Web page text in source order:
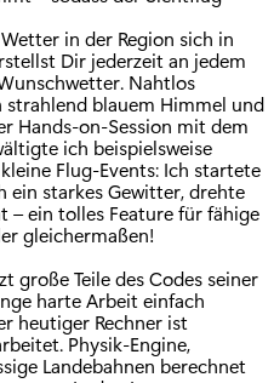
in der Region sich in
Dir jederzeit an jedem
Nahtlos
strahlend blauem Himmel und
Hands-on-Session mit dem
ich beispielsweise
Flug-Events: Ich startete
ein starkes Gewitter, drehte
– ein tolles Feature für fähige
gleichermaßen!
Teile des Codes seiner
harte Arbeit einfach
heutiger Rechner ist
Physik-Engine,
Landebahnen berechnet